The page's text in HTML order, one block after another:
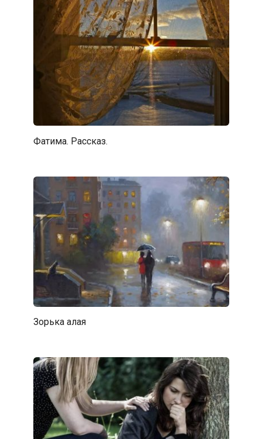
Фатима. Рассказ.
Зорька алая